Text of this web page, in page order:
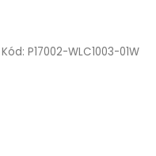
Kód: P17002-WLC1003-01W